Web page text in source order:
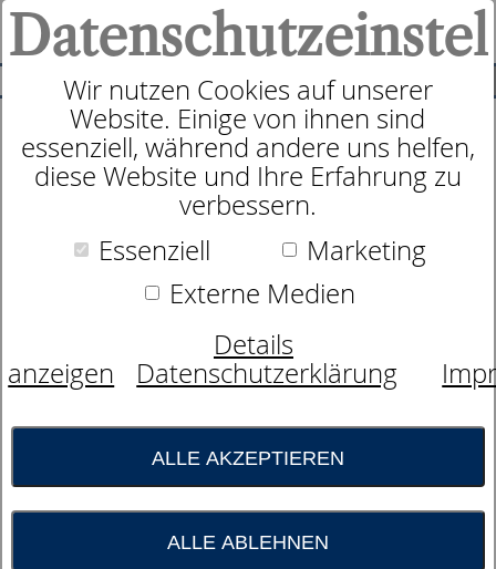
SUCHE
0
Schaummatratze
dormabell Innova Air C 20
Wir nutzen Cookies auf unserer
Website. Einige von ihnen sind
essenziell, während andere uns helfen,
diese Website und Ihre Erfahrung zu
verbessern.
Essenziell
Marketing
Externe Medien
Details
anzeigen
Datenschutzerklärung
ALLE AKZEPTIEREN
ALLE ABLEHNEN